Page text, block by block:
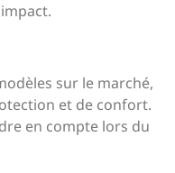
sur le marché,
et de confort.
en compte lors du